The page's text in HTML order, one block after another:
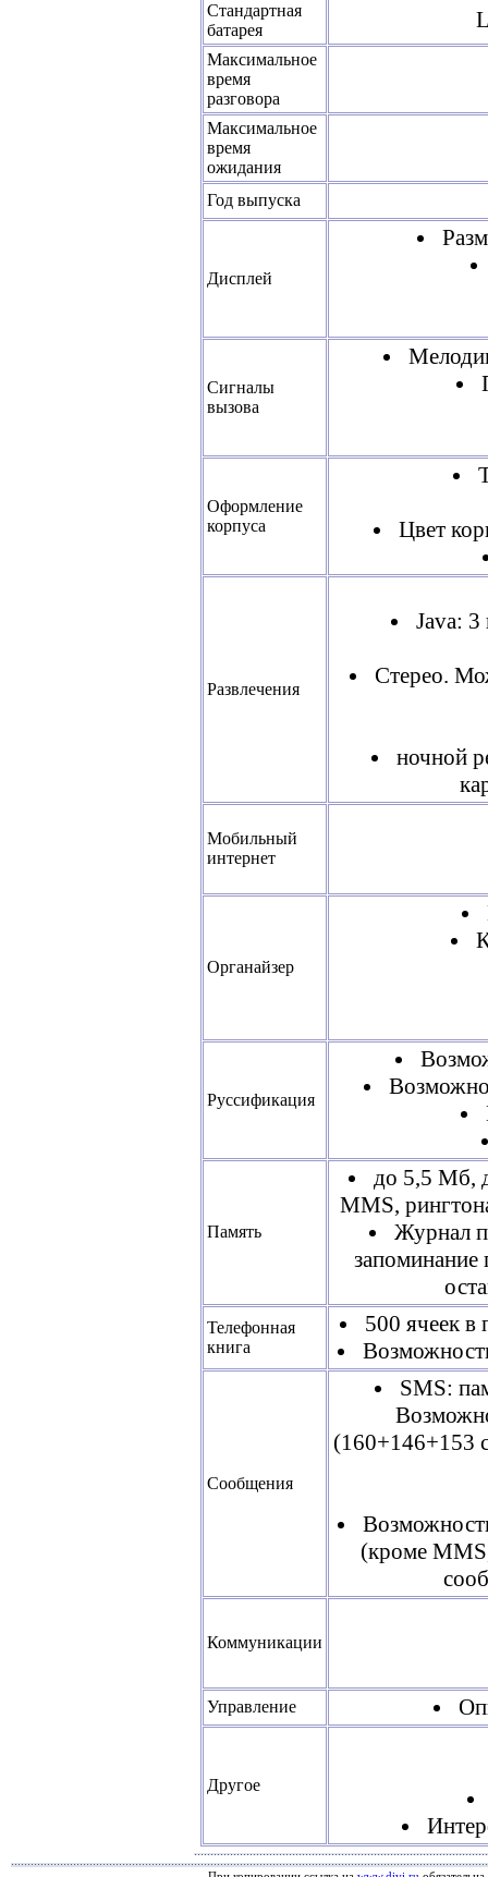
Стандартная
батарея
Максимальное
время
разговора
Максимальное
время
ожидания
Год выпуска
Дисплей
Сигналы
вызова
Оформление
корпуса
Цвет
Развлечения
Java:
Стерео.
ночной
Мобильный
интернет
Органайзер
Руссификация
Память
до 5,5 Мб,
MMS,
Журнал
Телефонная
книга
500 ячеек в
Сообщения
SMS:
(160+146+153
(кроме
Коммуникации
Управление
Другое